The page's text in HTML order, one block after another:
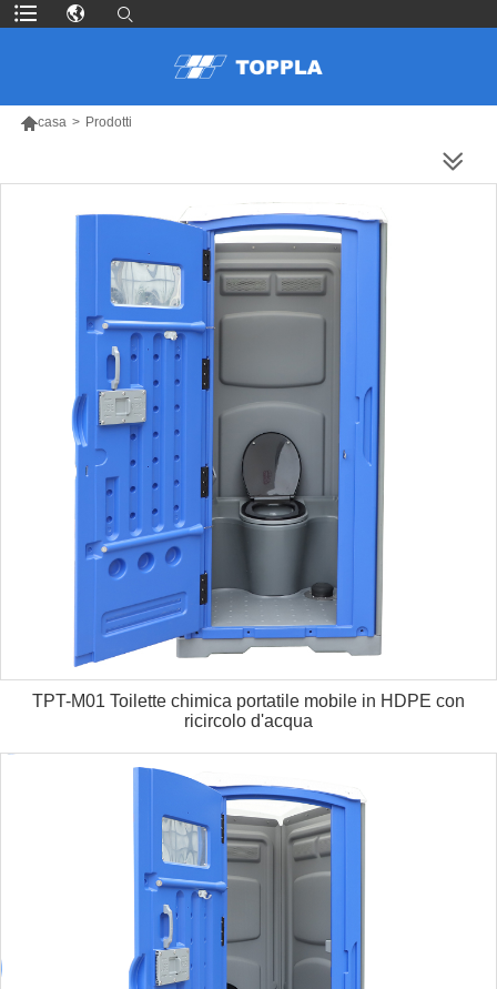
casa > Prodotti
TPT-M01 Toilette chimica portatile mobile in HDPE con
ricircolo d'acqua